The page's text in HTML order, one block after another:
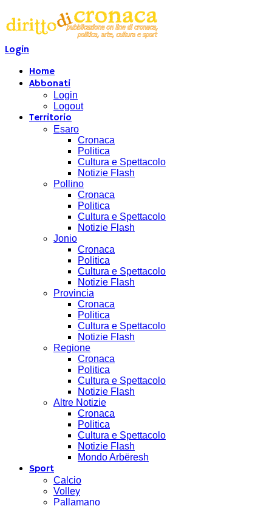
Login
Home
Abbonati
Login
Logout
Territorio
Esaro
Cronaca
Politica
Cultura e Spettacolo
Notizie Flash
Pollino
Cronaca
Politica
Cultura e Spettacolo
Notizie Flash
Jonio
Cronaca
Politica
Cultura e Spettacolo
Notizie Flash
Provincia
Cronaca
Politica
Cultura e Spettacolo
Notizie Flash
Regione
Cronaca
Politica
Cultura e Spettacolo
Notizie Flash
Altre Notizie
Cronaca
Politica
Cultura e Spettacolo
Notizie Flash
Mondo Arbëresh
Sport
Calcio
Volley
Pallamano